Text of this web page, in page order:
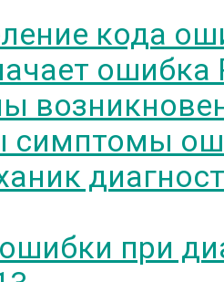
кода
ошибка
симптомы
при